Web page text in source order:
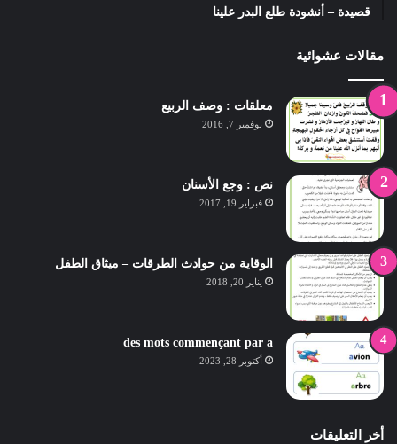
قصيدة – أنشودة طلع البدر علينا
مقالات عشوائية
معلقات : وصف الربيع
نوفمبر 7, 2016
نص : وجع الأسنان
فبراير 19, 2017
الوقاية من حوادث الطرقات – ميثاق الطفل
يناير 20, 2018
des mots commençant par a
أكتوبر 28, 2023
أخر التعليقات